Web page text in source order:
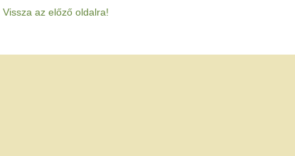
Vissza az előző oldalra!